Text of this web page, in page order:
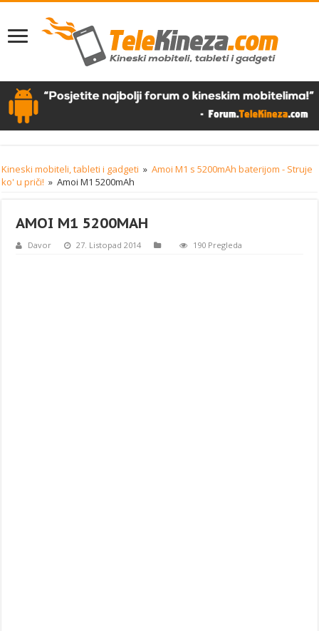
Kineski mobiteli, tableti i gadgeti » Amoi M1 s 5200mAh baterijom - Struje
ko' u priči! » Amoi M1 5200mAh
AMOI M1 5200MAH
Davor 27. Listopad 2014 190 Pregleda